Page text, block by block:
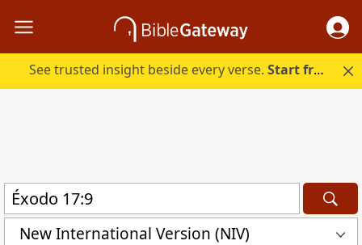
See trusted insight beside every verse.Start free.
New International Version (NIV)